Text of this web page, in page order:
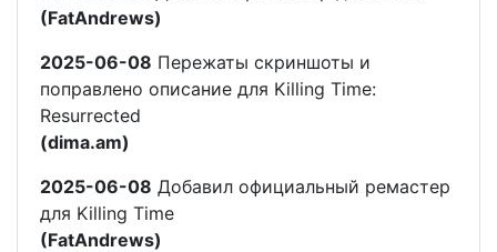
(FatAndrews)
2025-06-08 Пережаты скриншоты и
поправлено описание для Killing Time:
Resurrected
(dima.am)
2025-06-08 Добавил официальный ремастер
для Killing Time
(FatAndrews)